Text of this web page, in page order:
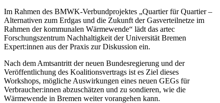
Im Rahmen des BMWK-Verbundprojektes „Quartier für Quartier –
Alternativen zum Erdgas und die Zukunft der Gasverteilnetze im
Rahmen der kommunalen Wärmewende“ lädt das artec
Forschungszentrum Nachhaltigkeit der Universität Bremen
Expert:innen aus der Praxis zur Diskussion ein.
Nach dem Amtsantritt der neuen Bundesregierung und der
Veröffentlichung des Koalitionsvertrags ist es Ziel dieses
Workshops, mögliche Auswirkungen eines neuen GEGs für
Verbraucher:innen abzuschätzen und zu sondieren, wie die
Wärmewende in Bremen weiter vorangehen kann.